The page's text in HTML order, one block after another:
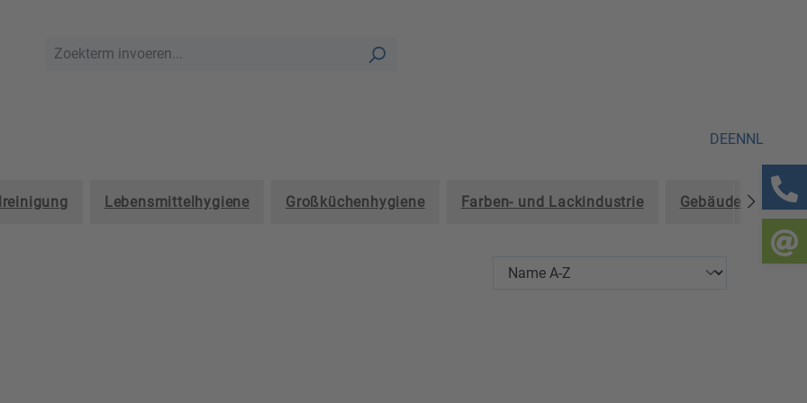
DEENNL
Lebensmittelhygiene Großküchenhygiene Farben- und Lackindustrie Gebäudereinigung